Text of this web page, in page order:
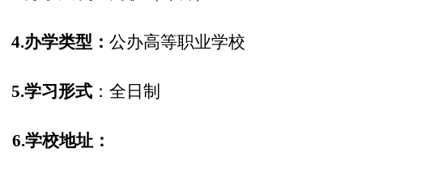
4.办学类型： 公办高等职业学校
5.学习形式 ：全日制
6.学校地址：